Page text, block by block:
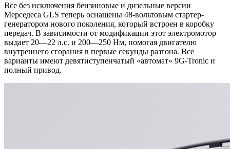
Все без исключения бензиновые и дизельные версии
Мерседеса GLS теперь оснащены 48-вольтовым стартер-
генератором нового поколения, который встроен в коробку
передач. В зависимости от модификации этот электромотор
выдает 20—22 л.с. и 200—250 Нм, помогая двигателю
внутреннего сгорания в первые секунды разгона. Все
варианты имеют девятиступенчатый «автомат» 9G-Tronic и
полный привод.